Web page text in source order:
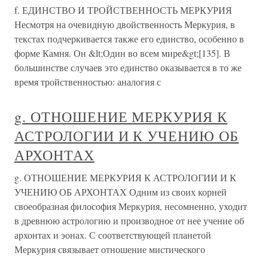
f. ЕДИНСТВО И ТРОЙСТВЕННОСТЬ МЕРКУРИЯ
Несмотря на очевидную двойственность Меркурия, в
текстах подчеркивается также его единство, особенно в
форме Камня. Он &lt;Один во всем мире&gt;[135]. В
большинстве случаев это единство оказывается в то же
время тройственностью: аналогия с
g. ОТНОШЕНИЕ МЕРКУРИЯ К
АСТРОЛОГИИ И К УЧЕНИЮ ОБ
АРХОНТАХ
g. ОТНОШЕНИЕ МЕРКУРИЯ К АСТРОЛОГИИ И К
УЧЕНИЮ ОБ АРХОНТАХ Одним из своих корней
своеобразная философия Меркурия, несомненно, уходит
в древнюю астрологию и производное от нее учение об
архонтах и эонах. С соответствующей планетой
Меркурия связывает отношение мистического